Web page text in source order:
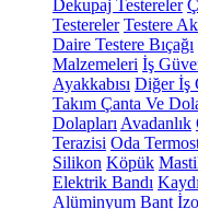
Dekupaj Testereler
Testereler Testere
Daire Testere Bıçağı
Malzemeleri İş
Ayakkabısı Diğer İş
Takım Çanta Ve
Dolapları Avadanlık
Terazisi Oda
Silikon Köpük
Elektrik Bandı
Alüminyum Bant